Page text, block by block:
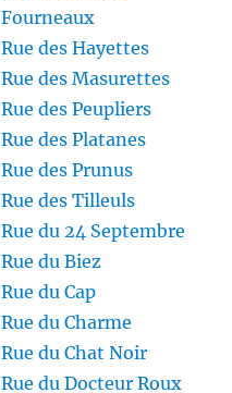
Fourneaux
Rue des Hayettes
Rue des Masurettes
Rue des Peupliers
Rue des Platanes
Rue des Prunus
Rue des Tilleuls
Rue du 24 Septembre
Rue du Biez
Rue du Cap
Rue du Charme
Rue du Chat Noir
Rue du Docteur Roux